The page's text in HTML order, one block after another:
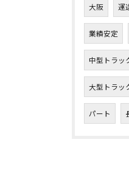
大阪 運
業績安定
中型トラッ
大型トラッ
パート